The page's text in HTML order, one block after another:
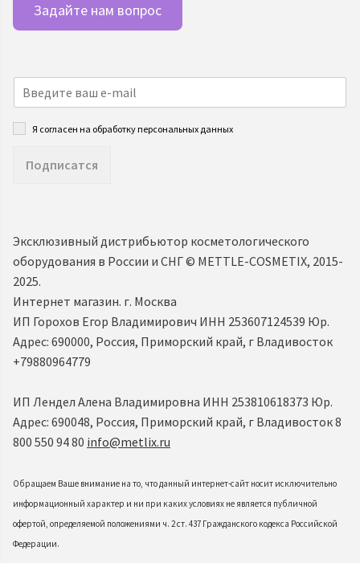
Задайте нам вопрос
Я согласен на обработку персональных данных
Подписатся
Эксклюзивный дистрибьютор косметологического
оборудования в России и СНГ ©️ METTLE-COSMETIX, 2015-
2025.
Интернет магазин. г. Москва
ИП Горохов Егор Владимирович ИНН 253607124539 Юр.
Адрес: 690000, Россия, Приморский край, г Владивосток
+79880964779
ИП Лендел Алена Владимировна ИНН 253810618373 Юр.
Адрес: 690048, Россия, Приморский край, г Владивосток 8
800 550 94 80 info@metlix.ru
Обращаем Ваше внимание на то, что данный интернет-сайт носит исключительно
информационный характер и ни при каких условиях не является публичной
офертой, определяемой положениями ч. 2 ст. 437 Гражданского кодекса Российской
Федерации.